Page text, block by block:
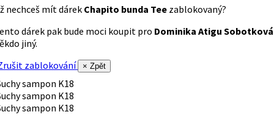
nechceš mít dárek Chapito bunda Tee zablokovaný?
dárek pak bude moci koupit pro Dominika Atigu Sobotková
jiný.
zablokování
× Zpět